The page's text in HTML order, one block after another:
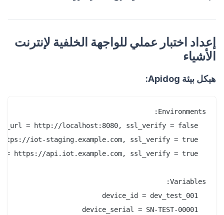
إعداد اختبار عملي للواجهة الخلفية لإنترنت
الأشياء
هيكل بيئة Apidog: